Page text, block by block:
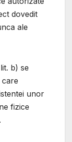
dovedit
ale
b) se
care
unor
fizice